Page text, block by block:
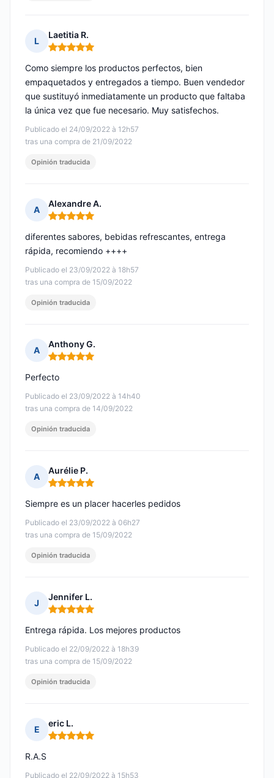
L
Laetitia R.
Nota: 5 de 5
Publicado el 24/09/2022 à 12h57
tras una compra de 21/09/2022
Como siempre los productos perfectos, bien
empaquetados y entregados a tiempo. Buen vendedor
que sustituyó inmediatamente un producto que faltaba
la única vez que fue necesario. Muy satisfechos.
Opinión traducida
A
Alexandre A.
Nota: 5 de 5
Publicado el 23/09/2022 à 18h57
tras una compra de 15/09/2022
diferentes sabores, bebidas refrescantes, entrega
rápida, recomiendo ++++
Opinión traducida
A
Anthony G.
Nota: 5 de 5
Publicado el 23/09/2022 à 14h40
tras una compra de 14/09/2022
Perfecto
Opinión traducida
A
Aurélie P.
Nota: 5 de 5
Publicado el 23/09/2022 à 06h27
tras una compra de 15/09/2022
Siempre es un placer hacerles pedidos
Opinión traducida
J
Jennifer L.
Nota: 5 de 5
Publicado el 22/09/2022 à 18h39
tras una compra de 15/09/2022
Entrega rápida. Los mejores productos
Opinión traducida
E
eric L.
Nota: 5 de 5
Publicado el 22/09/2022 à 15h53
R.A.S